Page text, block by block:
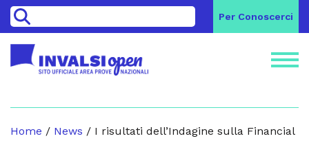
> Per Conoscerci
Home / News / I risultati dell’Indagine sulla Financial